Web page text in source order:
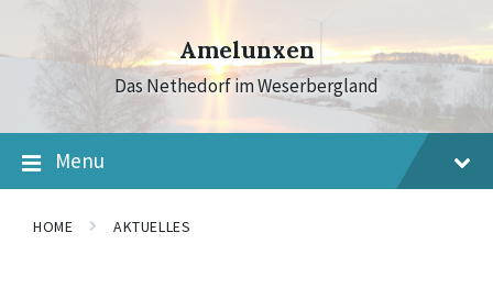
content
main
footer
Amelunxen
Das Nethedorf im Weserbergland
Menu
HOME AKTUELLES